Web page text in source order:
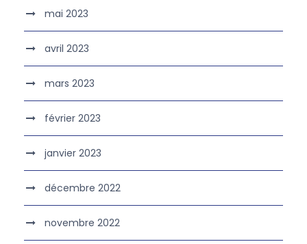
mai 2023
avril 2023
mars 2023
février 2023
janvier 2023
décembre 2022
novembre 2022